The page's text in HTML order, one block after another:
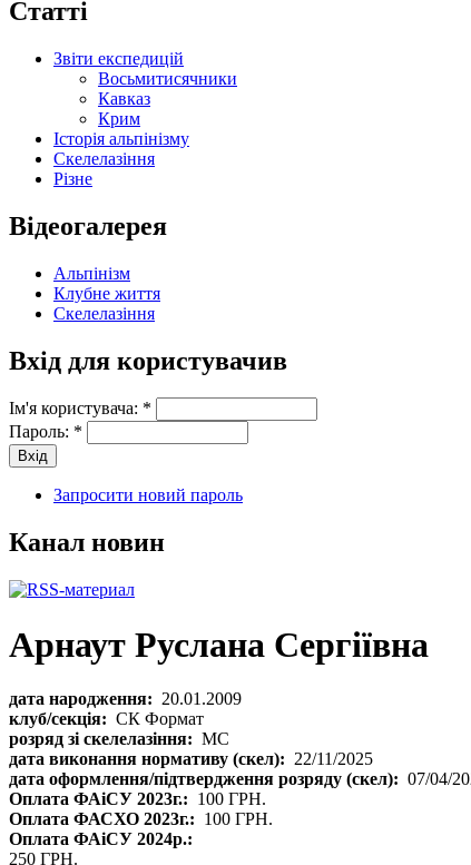
Статті
Звіти експедицій
Восьмитисячники
Кавказ
Крим
Історія альпінізму
Скелелазіння
Різне
Відеогалерея
Альпінізм
Клубне життя
Скелелазіння
Вхід для користувачив
Ім'я користувача: *
Пароль: *
Запросити новий пароль
Канал новин
Арнаут Руслана Сергіївна
дата народження: 20.01.2009
клуб/секція: СК Формат
розряд зі скелелазіння: МС
дата виконання нормативу (скел): 22/11/2025
дата оформлення/підтвердження розряду (скел): 07/04/
Оплата ФАіСУ 2023г.: 100 ГРН.
Оплата ФАСХО 2023г.: 100 ГРН.
Оплата ФАіСУ 2024р.:
250 ГРН.